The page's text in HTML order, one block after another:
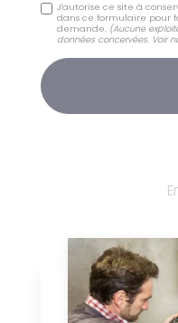
J'autorise ce site à
dans ce formulaire pour
demande. (Aucune
données concervées. Voir